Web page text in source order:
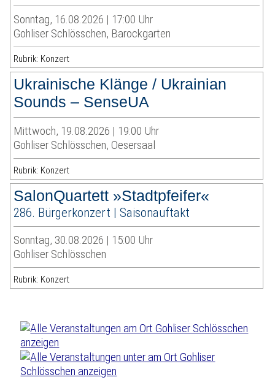
Sonntag, 16.08.2026 | 17:00 Uhr
Gohliser Schlösschen, Barockgarten
Rubrik: Konzert
Ukrainische Klänge / Ukrainian
Sounds – SenseUA
Mittwoch, 19.08.2026 | 19:00 Uhr
Gohliser Schlösschen, Oesersaal
Rubrik: Konzert
SalonQuartett »Stadtpfeifer«
286. Bürgerkonzert | Saisonauftakt
Sonntag, 30.08.2026 | 15:00 Uhr
Gohliser Schlösschen
Rubrik: Konzert